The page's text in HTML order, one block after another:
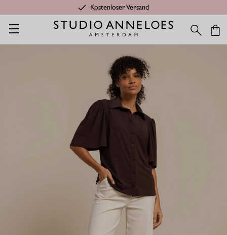
Kostenloser Versand
Startseite Seasonal Essentials Poppy schmetterling bluse -